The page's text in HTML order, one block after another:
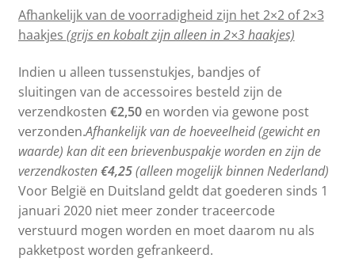
Afhankelijk van de voorradigheid zijn het 2×2 of 2×3
haakjes (grijs en kobalt zijn alleen in 2×3 haakjes)
Indien u alleen tussenstukjes, bandjes of
sluitingen van de accessoires besteld zijn de
verzendkosten €2,50en worden via gewone post
verzonden.Afhankelijk van de hoeveelheid (gewicht en
waarde) kan dit een brievenbuspakje worden en zijn de
verzendkosten€4,25(alleen mogelijk binnen Nederland)
Voor België en Duitsland geldt dat goederen sinds 1
januari 2020 niet meer zonder traceercode
verstuurd mogen worden en moet daarom nu als
pakketpost worden gefrankeerd.